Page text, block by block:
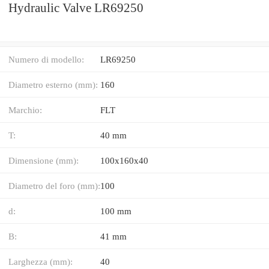
Hydraulic Valve LR69250
Numero di modello: LR69250
Diametro esterno (mm): 160
Marchio: FLT
T: 40 mm
Dimensione (mm): 100x160x40
Diametro del foro (mm):100
d: 100 mm
B: 41 mm
Larghezza (mm): 40